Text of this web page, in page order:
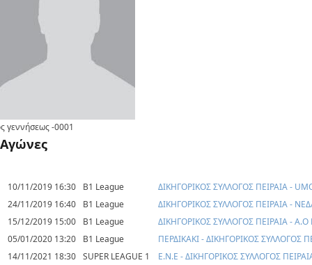
γεννήσεως-0001
Αγώνες
10/11/2019 16:30 B1 League
ΔΙΚΗΓΟΡΙΚΟΣ ΣΥΛΛΟΓΟΣ ΠΕΙΡΑΙΑ -
24/11/2019 16:40
B1 League
ΔΙΚΗΓΟΡΙΚΟΣ ΣΥΛΛΟΓΟΣ ΠΕΙΡΑΙΑ -
15/12/2019 15:00
B1 League
ΔΙΚΗΓΟΡΙΚΟΣ ΣΥΛΛΟΓΟΣ ΠΕΙΡΑΙΑ -
05/01/2020 13:20
B1 League
ΠΕΡΔΙΚΑΚΙ - ΔΙΚΗΓΟΡΙΚΟΣ ΣΥΛΛΟΓΟΣ
14/11/2021 18:30 SUPER LEAGUE 1 E.N.E - ΔΙΚΗΓΟΡΙΚΟΣ ΣΥΛΛΟΓΟΣ